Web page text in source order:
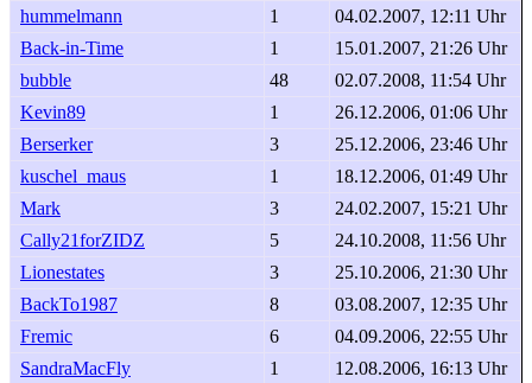
hummelmann
1
04.02.2007, 12:11 Uhr
Back-in-Time
1
15.01.2007, 21:26 Uhr
bubble
48
02.07.2008, 11:54 Uhr
Kevin89
1
26.12.2006, 01:06 Uhr
Berserker
3
25.12.2006, 23:46 Uhr
kuschel_maus
1
18.12.2006, 01:49 Uhr
Mark
3
24.02.2007, 15:21 Uhr
Cally21forZIDZ
5
24.10.2008, 11:56 Uhr
Lionestates
3
25.10.2006, 21:30 Uhr
BackTo1987
8
03.08.2007, 12:35 Uhr
Fremic
6
04.09.2006, 22:55 Uhr
SandraMacFly
1
12.08.2006, 16:13 Uhr